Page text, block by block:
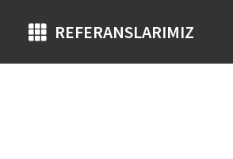
REFERANSLARIMIZ